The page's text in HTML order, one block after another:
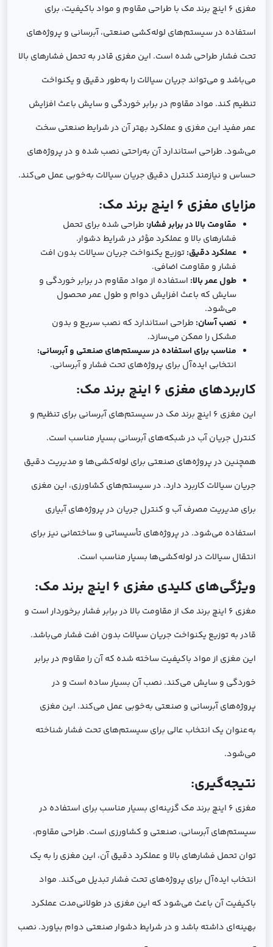
مغزی 6 اینچ برند مک با طراحی مقاوم و مواد باکیفیت، برای
استفاده در سیستم‌های لوله‌کشی صنعتی، آبرسانی و پروژه‌های
تحت فشار طراحی شده است. این مغزی قادر به تحمل فشارهای بالا
می‌باشد و می‌تواند جریان سیالات را به‌طور دقیق و یکنواخت
تنظیم کند. مواد مقاوم در برابر خوردگی و سایش باعث افزایش
عمر مفید این مغزی و عملکرد بهتر آن در شرایط صنعتی سخت
می‌شود. طراحی استاندارد آن به‌راحتی نصب شده و در پروژه‌های
حساس و نیازمند کنترل دقیق جریان سیالات به‌خوبی عمل می‌کند.
مزایای مغزی 6 اینچ برند مک:
مقاومت بالا در برابر فشار: طراحی شده برای تحمل
فشارهای بالا و عملکرد مؤثر در شرایط دشوار.
عملکرد دقیق:توزیع یکنواخت جریان سیالات بدون افت
فشار و مقاومت اضافی.
طول عمر بالا: استفاده از مواد مقاوم در برابر خوردگی و
سایش که باعث افزایش دوام و طول عمر محصول
می‌شود.
نصب آسان: طراحی استاندارد که نصب سریع و بدون
مشکل را ممکن می‌سازد.
مناسب برای استفاده در سیستم‌های صنعتی و آبرسانی:
انتخابی ایده‌آل برای پروژه‌های تحت فشار و آبرسانی.
کاربردهای مغزی 6 اینچ برند مک:
این مغزی 6 اینچ برند مک در سیستم‌های آبرسانی برای تنظیم و
کنترل جریان آب در شبکه‌های آبرسانی بسیار مناسب است.
همچنین در پروژه‌های صنعتی برای لوله‌کشی‌ها و مدیریت دقیق
جریان سیالات کاربرد دارد. در سیستم‌های کشاورزی، این مغزی
برای مدیریت مصرف آب و کنترل جریان در پروژه‌های آبیاری
استفاده می‌شود. در پروژه‌های تأسیساتی و ساختمانی نیز برای
انتقال سیالات در لوله‌کشی‌ها بسیار مناسب است.
ویژگی‌های کلیدی مغزی 6 اینچ برند مک:
مغزی 6 اینچ برند مک از مقاومت بالا در برابر فشار برخوردار است و
قادر به توزیع یکنواخت جریان سیالات بدون افت فشار می‌باشد.
این مغزی از مواد باکیفیت ساخته شده که آن را مقاوم در برابر
خوردگی و سایش می‌کند. نصب آن بسیار ساده است و در
پروژه‌های آبرسانی و صنعتی به‌خوبی عمل می‌کند. این مغزی
به‌عنوان یک انتخاب عالی برای سیستم‌های تحت فشار شناخته
می‌شود.
نتیجه‌گیری:
مغزی 6 اینچ برند مک گزینه‌ای بسیار مناسب برای استفاده در
سیستم‌های آبرسانی، صنعتی و کشاورزی است. طراحی مقاوم،
توان تحمل فشارهای بالا و عملکرد دقیق آن، این مغزی را به یک
انتخاب ایده‌آل برای پروژه‌های تحت فشار تبدیل می‌کند. مواد
باکیفیت آن باعث می‌شود که این مغزی در طولانی‌مدت عملکرد
بهینه‌ای داشته باشد و در شرایط دشوار صنعتی دوام بیاورد. نصب